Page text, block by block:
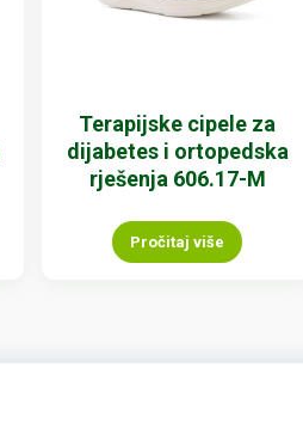
Terapijske cipele za
dijabetes i ortopedska
rješenja 606.17-M
Pročitaj više